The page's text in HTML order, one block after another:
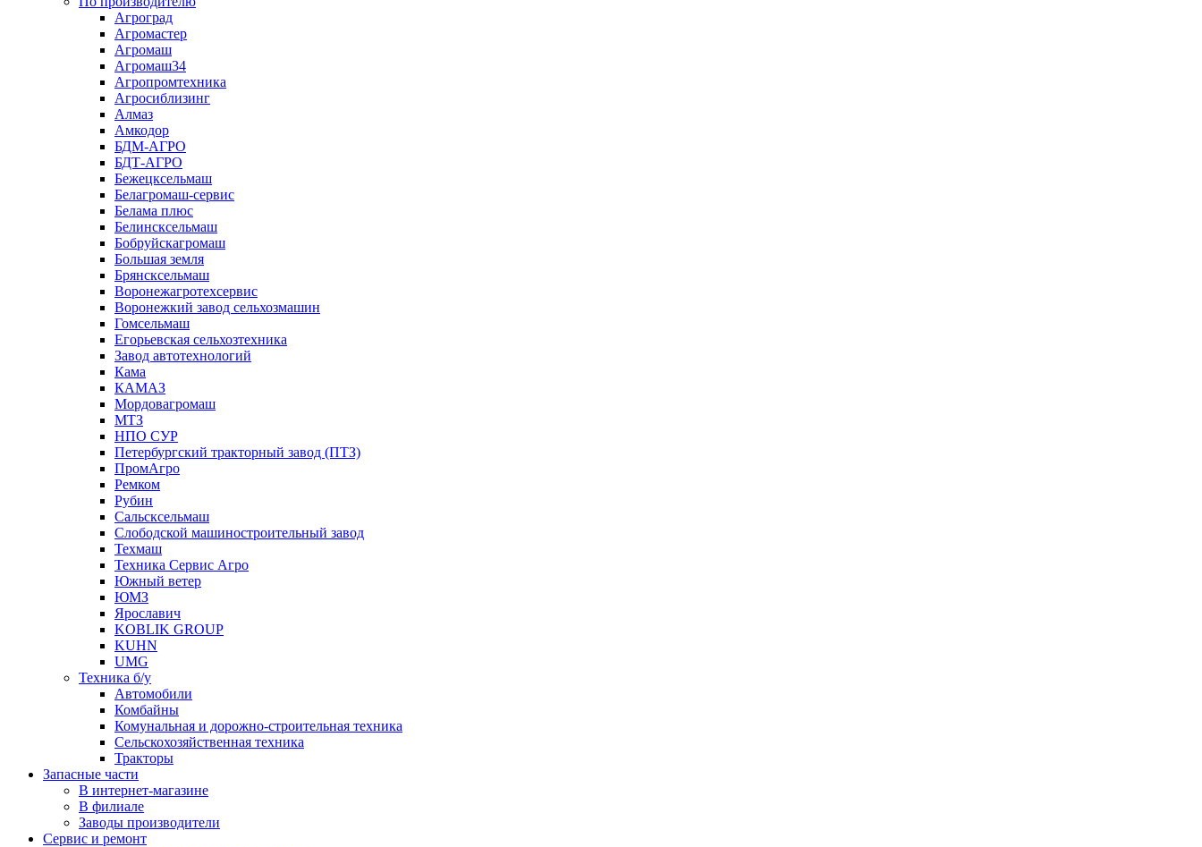
Агроград
Агромастер
Агромаш
Агромаш34
Агропромтехника
Агросиблизинг
Алмаз
Амкодор
БДМ-АГРО
БДТ-АГРО
Бежецксельмаш
Белагромаш-сервис
Белама плюс
Белинсксельмаш
Бобруйскагромаш
Большая земля
Брянсксельмаш
Воронежагротехсервис
Воронежкий завод сельхозмашин
Гомсельмаш
Егорьевская сельхозтехника
Завод автотехнологий
Кама
КАМАЗ
Мордовагромаш
МТЗ
НПО СУР
Петербургский тракторный завод (ПТЗ)
ПромАгро
Ремком
Рубин
Сальскcельмаш
Слободской машиностроительный завод
Техмаш
Техника Сервис Агро
Южный ветер
ЮМЗ
Ярославич
KOBLIK GROUP
KUHN
UMG
Техника б/у
Автомобили
Комбайны
Комунальная и дорожно-строительная техника
Сельскохозяйственная техника
Тракторы
Запасные части
В интернет-магазине
В филиале
Заводы производители
Сервис и ремонт